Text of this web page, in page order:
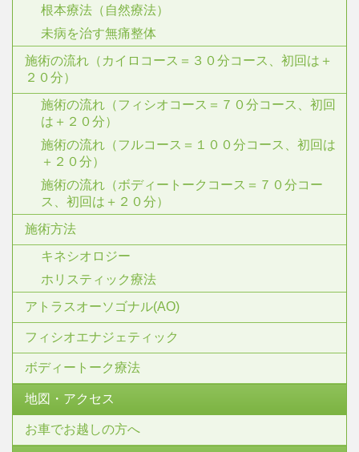
根本療法（自然療法）
未病を治す無痛整体
施術の流れ（カイロコース＝３０分コース、初回は＋
２０分）
施術の流れ（フィシオコース＝７０分コース、初回
は＋２０分）
施術の流れ（フルコース＝１００分コース、初回は
＋２０分）
施術の流れ（ボディートークコース＝７０分コー
ス、初回は＋２０分）
施術方法
キネシオロジー
ホリスティック療法
アトラスオーソゴナル(AO)
フィシオエナジェティック
ボディートーク療法
地図・アクセス
お車でお越しの方へ